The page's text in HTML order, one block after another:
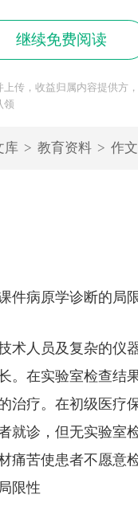
继续免费阅读
传，收益归属内容提供方
领
库 > 教育资料 > 作
件病原学诊断的局
术人员及复杂的仪
。在实验室检查结
治疗。在初级医疗
就诊，但无实验室
痛苦使患者不愿意
限性